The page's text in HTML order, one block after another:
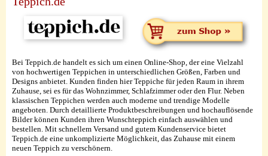
Bei Teppich.de handelt es sich um einen Online-Shop, der eine Vielzahl
von hochwertigen Teppichen in unterschiedlichen Größen, Farben und
Designs anbietet. Kunden finden hier Teppiche für jeden Raum in ihrem
Zuhause, sei es für das Wohnzimmer, Schlafzimmer oder den Flur. Neben
klassischen Teppichen werden auch moderne und trendige Modelle
angeboten. Durch detaillierte Produktbeschreibungen und hochauflösende
Bilder können Kunden ihren Wunschteppich einfach auswählen und
bestellen. Mit schnellem Versand und gutem Kundenservice bietet
Teppich.de eine unkomplizierte Möglichkeit, das Zuhause mit einem
neuen Teppich zu verschönern.